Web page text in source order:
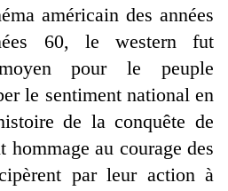
américain des années
60, le western fut
pour le peuple
le sentiment national en
de la conquête de
hommage au courage des
par leur action à